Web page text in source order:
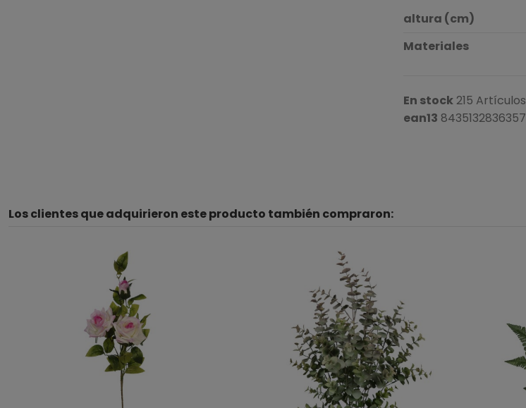
altura (cm)
Materiales
En stock 215 Artículos
ean13 8435132836357
Los clientes que adquirieron este producto también compraron: